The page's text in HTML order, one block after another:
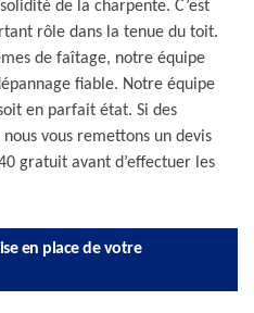
de la charpente. C’est
rôle dans la tenue du toit.
de faîtage, notre équipe
fiable. Notre équipe
en parfait état. Si des
vous remettons un devis
gratuit avant d’effectuer les
en place de votre